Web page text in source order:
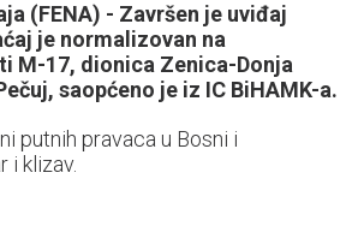
(FENA) - Završen je uviđaj
je normalizovan na
M-17, dionica Zenica-Donja
saopćeno je iz IC BiHAMK-a.
putnih pravaca u Bosni i
i klizav.